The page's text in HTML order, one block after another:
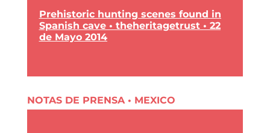
Prehistoric hunting scenes found in
Spanish cave • theheritagetrust • 22
de Mayo 2014
NOTAS DE PRENSA • MEXICO